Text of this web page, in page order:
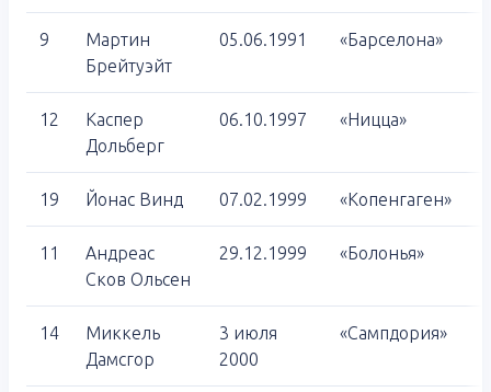
9
Мартин
Брейтуэйт
05.06.1991 «Барселона»
12
Каспер
Дольберг
06.10.1997 «Ницца»
19 Йонас Винд 07.02.1999 «Копенгаген»
11
Андреас
Сков Ольсен
29.12.1999 «Болонья»
14
Миккель
Дамсгор
3 июля
2000
«Сампдория»